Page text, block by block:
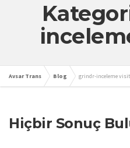
Avsar Trans Blog grindr-inceleme
Hiçbir Sonuç